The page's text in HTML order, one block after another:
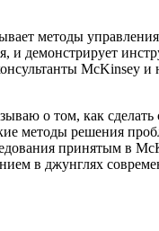
методы
и демонстрирует
McKinsey
о том, как
методы решения
принятым в
в джунглях